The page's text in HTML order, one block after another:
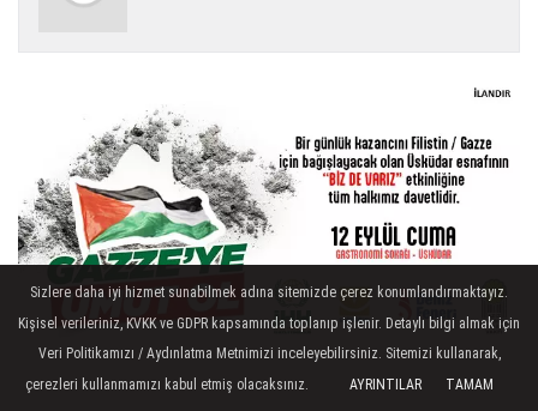
Sizlere daha iyi hizmet sunabilmek adına sitemizde çerez konumlandırmaktayız.
Kişisel verileriniz, KVKK ve GDPR kapsamında toplanıp işlenir. Detaylı bilgi almak için
Veri Politikamızı / Aydınlatma Metnimizi inceleyebilirsiniz. Sitemizi kullanarak,
çerezleri kullanmamızı kabul etmiş olacaksınız.
AYRINTILAR TAMAM